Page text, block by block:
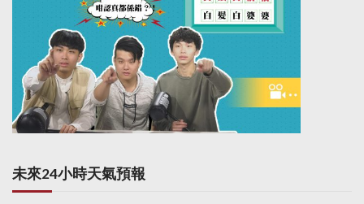
未來24小時天氣預報